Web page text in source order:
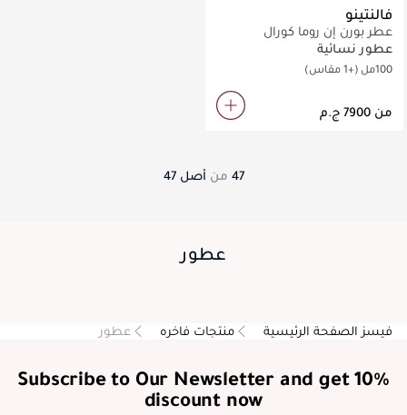
فالنتينو
عطر بورن إن روما كورال
فانتاسي للنساء أو دو بارفان
عطور نسائية
100مل (+1 مقاس)
من
47 من أصل 47
عطور
فيسز الصفحة الرئيسية منتجات فاخره عطور
Subscribe to Our Newsletter and get 10%
discount now